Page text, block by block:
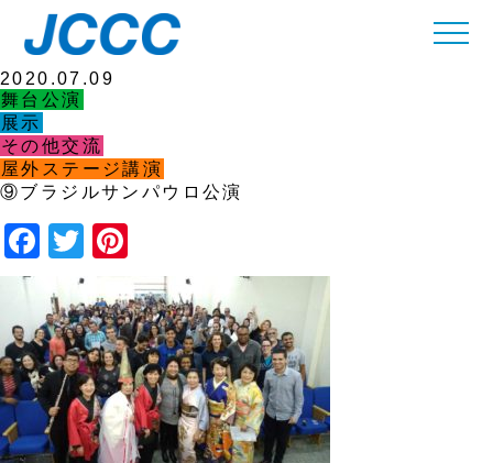
新着情報
2020.07.09
舞台公演
展示
その他交流
屋外ステージ講演
⑨ブラジルサンパウロ公演
Facebook
Twitter